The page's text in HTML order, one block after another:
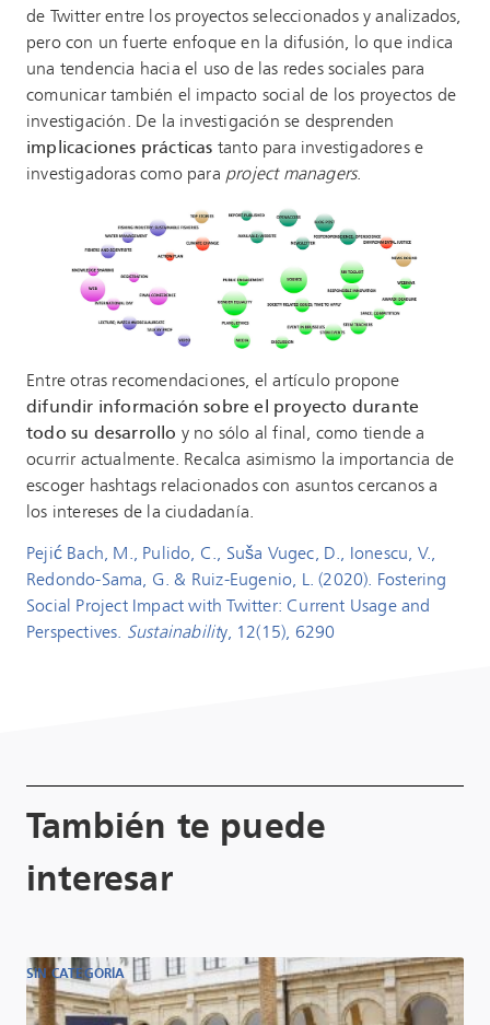
de Twitter entre los proyectos seleccionados y analizados,
pero con un fuerte enfoque en la difusión, lo que indica
una tendencia hacia el uso de las redes sociales para
comunicar también el impacto social de los proyectos de
investigación. De la investigación se desprenden
implicaciones prácticas tanto para investigadores e
investigadoras como para project managers.
Entre otras recomendaciones, el artículo propone
difundir información sobre el proyecto durante
todo su desarrollo y no sólo al final, como tiende a
ocurrir actualmente. Recalca asimismo la importancia de
escoger hashtags relacionados con asuntos cercanos a
los intereses de la ciudadanía.
Pejić Bach, M., Pulido, C., Suša Vugec, D., Ionescu, V.,
Redondo-Sama, G. & Ruiz-Eugenio, L. (2020). Fostering
Social Project Impact with Twitter: Current Usage and
Perspectives. Sustainability, 12(15), 6290
También te puede
interesar
SIN CATEGORÍA